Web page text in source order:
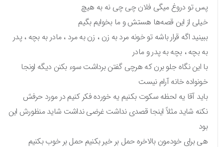
پس تو دروغ میگی فلان چی چی نه به هیچ
خیلی از این قصه‌ها هستش و ما بخوایم بگیم
ببینید اگه قرار باشه تو خونه مرد به زن ، زن به مرد ، مادر به بچه ، پدر
به بچه ، بچه به پدر و مادر
با این نگاه جلو برن که هرچی گفتن برداشت سوء بکنن دیگه اونجا
خونواده خانه آرام نیست
باید آقا یه لحظه سکوت بکنیم یه خورده فکر کنیم در مورد حرفش
نکنه شاید مثلاً اینجا قصدی نداشت غرضی نداشت شاید منظورش این
بود
هی برای خودمون بالاخره حمل بر خیر بکنیم حمل بر خوب بکنیم